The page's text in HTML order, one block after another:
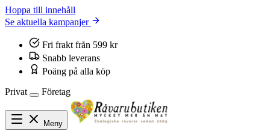
Hoppa till innehåll
Se aktuella kampanjer
Fri frakt från 599 kr
Snabb leverans
Poäng på alla köp
Privat
Företag
Meny